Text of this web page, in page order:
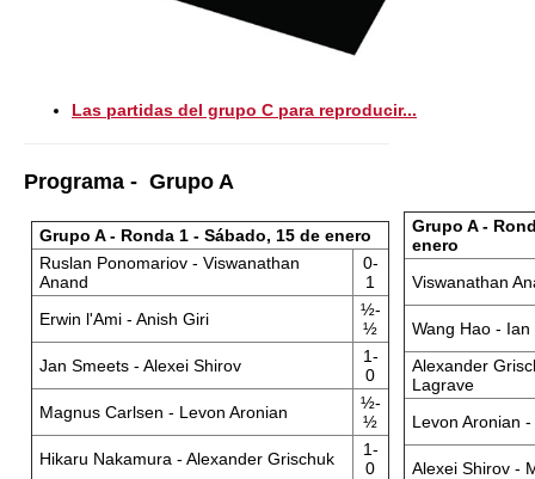
Las partidas del grupo C para reproducir...
Programa - Grupo A
Grupo A - Ronda 1 - Sábado, 15 de enero
Ruslan Ponomariov - Viswanathan
Anand
0-
1
Erwin l'Ami - Anish Giri
½-
½
Jan Smeets - Alexei Shirov
1-
0
Magnus Carlsen - Levon Aronian
½-
½
Hikaru Nakamura - Alexander Grischuk
1-
0
Grupo A -
enero
Viswanathan
Wang Hao -
Alexander
Lagrave
Levon Aronian
Alexei Shirov -